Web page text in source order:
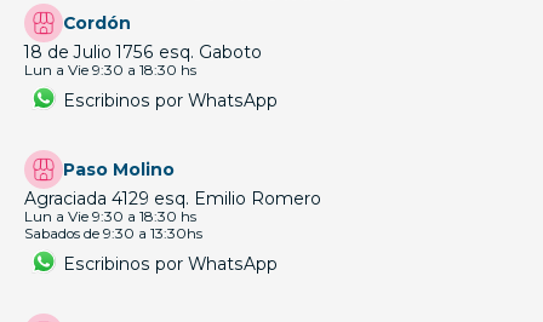
Cordón
18 de Julio 1756 esq. Gaboto
Lun a Vie 9:30 a 18:30 hs
Escribinos por WhatsApp
Paso Molino
Agraciada 4129 esq. Emilio Romero
Lun a Vie 9:30 a 18:30 hs
Sabados de 9:30 a 13:30hs
Escribinos por WhatsApp